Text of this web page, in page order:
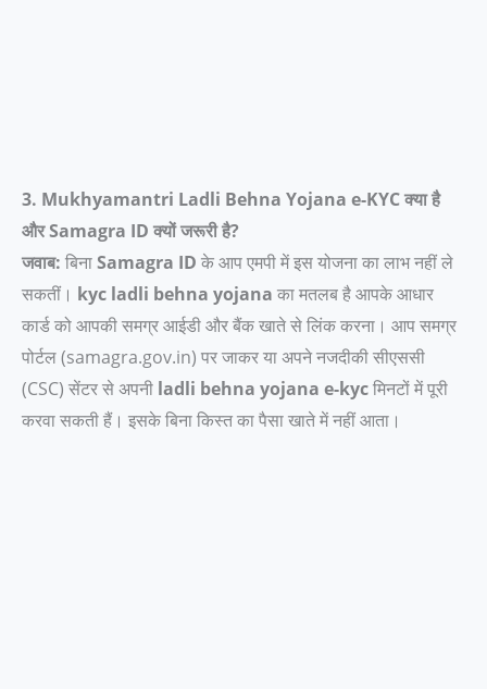
3. Mukhyamantri Ladli Behna Yojana e-KYC क्या है
और Samagra ID क्यों जरूरी है?
जवाब: बिनाSamagra ID के आप एमपी में इस योजना का लाभ नहीं ले
सकतीं। kyc ladli behna yojana का मतलब है आपके आधार
कार्ड को आपकी समग्र आईडी और बैंक खाते से लिंक करना। आप समग्र
पोर्टल (samagra.gov.in) पर जाकर या अपने नजदीकी सीएससी
(CSC) सेंटर से अपनी ladli behna yojana e-kycमिनटों में पूरी
करवा सकती हैं। इसके बिना किस्त का पैसा खाते में नहीं आता।